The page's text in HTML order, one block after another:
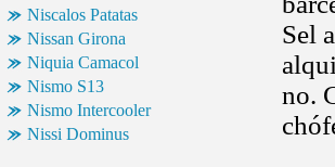
Niscalos Patatas
Nissan Girona
Niquia Camacol
Nismo S13
Nismo Intercooler
Nissi Dominus
Sel
no.